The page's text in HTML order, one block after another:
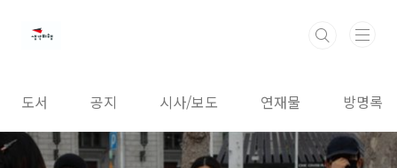
도서 공지 시사/보도 연재물 방명록